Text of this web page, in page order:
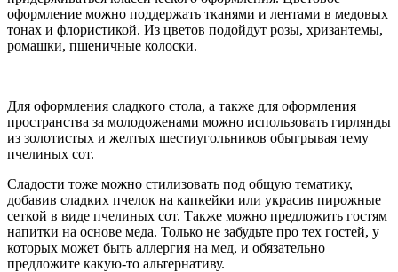
оформление можно поддержать тканями и лентами в медовых
тонах и флористикой. Из цветов подойдут розы, хризантемы,
ромашки, пшеничные колоски.
Для оформления сладкого стола, а также для оформления
пространства за молодоженами можно использовать гирлянды
из золотистых и желтых шестиугольников обыгрывая тему
пчелиных сот.
Сладости тоже можно стилизовать под общую тематику,
добавив сладких пчелок на капкейки или украсив пирожные
сеткой в виде пчелиных сот. Также можно предложить гостям
напитки на основе меда. Только не забудьте про тех гостей, у
которых может быть аллергия на мед, и обязательно
предложите какую-то альтернативу.